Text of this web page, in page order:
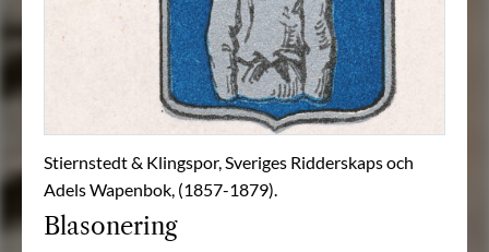
Stiernstedt & Klingspor, Sveriges Ridderskaps och
Adels Wapenbok, (1857-1879).
Blasonering